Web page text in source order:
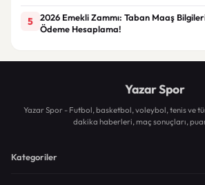
5
2026 Emekli Zammı: Taban Maaş
Ödeme Hesaplama!
Yazar Spor
Yazar Spor - Futbol, basketbol, voleybol, tenis ve
dakika haberleri, maç sonuçları,
Kategoriler